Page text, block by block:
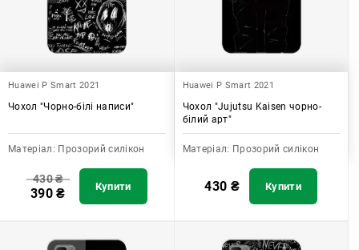
Huawei P Smart 2021
Чохол "Чорно-білі написи"
Матеріал: Прозорий силікон
430₴
390₴ Купити
Huawei P Smart 2021
Чохол "Jujutsu Kaisen чорно-
білий арт"
Матеріал: Прозорий силікон
430 ₴ Купити